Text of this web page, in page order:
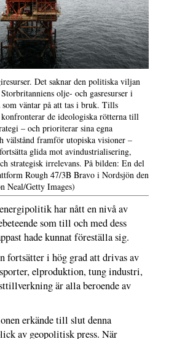
Det saknar den politiska viljan
olje- och gasresurser i
väntar på att tas i bruk. Tills
konfronterar de ideologiska rötterna till
– och prioriterar sina egna
välstånd framför utopiska visioner –
glida mot avindustrialisering,
strategisk irrelevans. På bilden: En del
Rough 47/3B Bravo i Nordsjön den
Neal/Getty Images)
har nått en nivå av
som till och med dess
hade kunnat föreställa sig.
fortsätter i hög grad att drivas av
elproduktion, tung industri,
är alla beroende av
erkände till slut denna
av geopolitisk press. När